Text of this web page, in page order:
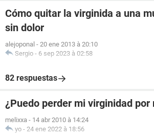
Cómo quitar la virginida a una
sin dolor
alejoponal - 20 ene 2013 à 20:10
Sergio - 6 sep 2023 à 02:58
82 respuestas
¿Puedo perder mi virginidad
melixxa - 14 abr 2010 à 14:24
yo - 24 ene 2022 à 18:56